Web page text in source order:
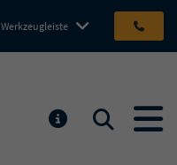
Werkzeugleiste
MELDUNGEN
Suchen